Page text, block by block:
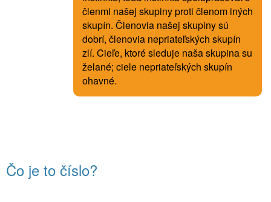
členmi našej skupiny proti členom iných
skupín. Členovia našej skupiny sú
dobrí, členovia nepriateľských skupín
zlí. Cieľe, ktoré sleduje naša skupina su
želané; ciele nepriateľských skupín
ohavné.
Čo je to číslo?